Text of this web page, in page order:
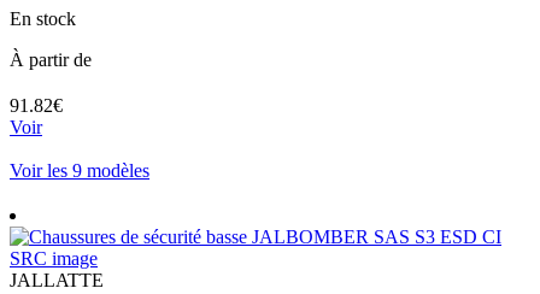
En stock
À partir de
91.82€
Voir
Voir les 9 modèles
JALLATTE